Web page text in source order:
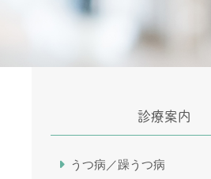
診療案内
うつ病／躁うつ病